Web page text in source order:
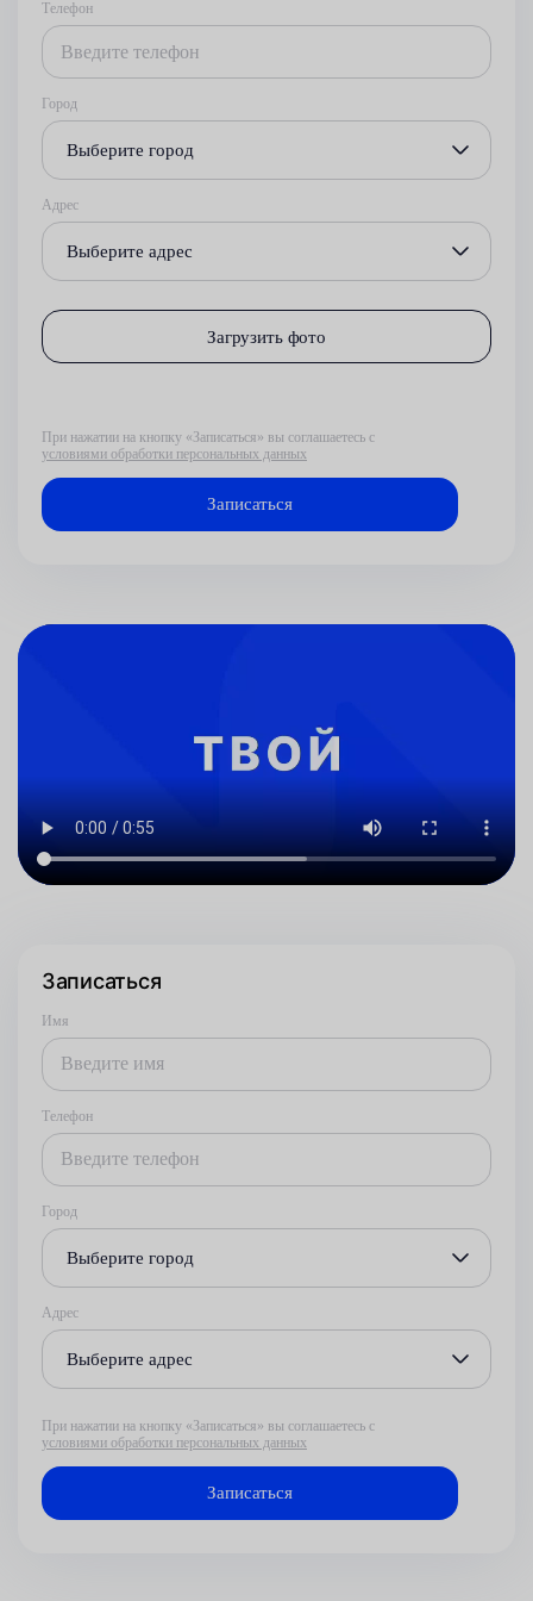
Телефон
Город
Выберите город
Адрес
Выберите адрес
Загрузить фото
При нажатии на кнопку «Записаться» вы соглашаетесь с
условиями обработки персональных данных
Записаться
Имя
Телефон
Город
Выберите город
Адрес
Выберите адрес
При нажатии на кнопку «Записаться» вы соглашаетесь с
условиями обработки персональных данных